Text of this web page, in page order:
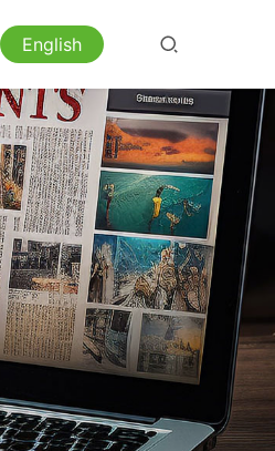
English